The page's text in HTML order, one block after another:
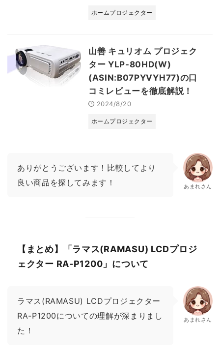
ホームプロジェクター
山善 キュリオム プロジェク
ター YLP-80HD(W)
(ASIN:B07PYVYH77)の口
コミレビューを徹底解説！
2024/8/20
ホームプロジェクター
ありがとうございます！比較してより
良い商品を探してみます！
あまれさん
【まとめ】「ラマス(RAMASU) LCDプロジ
ェクター RA-P1200」について
ラマス(RAMASU) LCDプロジェクター
RA-P1200についての理解が深まりまし
た！
あまれさん